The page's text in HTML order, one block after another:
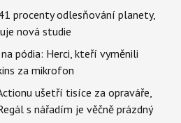
procenty odlesňování planety,
nová studie
pódia: Herci, kteří vyměnili
za mikrofon
ušetří tisíce za opraváře,
s nářadím je věčně prázdný